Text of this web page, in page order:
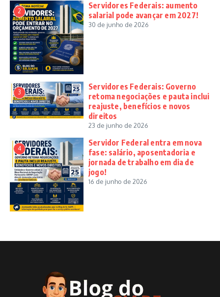
2
Servidores Federais: aumento
salarial pode avançar em 2027!
30 de junho de 2026
3
Servidores Federais: Governo
retoma negociações e pauta inclui
reajuste, benefícios e novos
direitos
23 de junho de 2026
4
Servidor Federal entra em nova
fase: salário, aposentadoria e
jornada de trabalho em dia de
jogo!
16 de junho de 2026